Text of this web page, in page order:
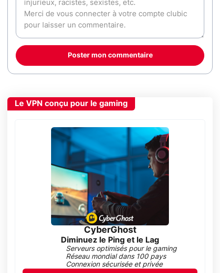
Poster mon commentaire
Le VPN conçu pour le gaming
CyberGhost
Diminuez le Ping et le Lag
Serveurs optimisés pour le gaming
Réseau mondial dans 100 pays
Connexion sécurisée et privée